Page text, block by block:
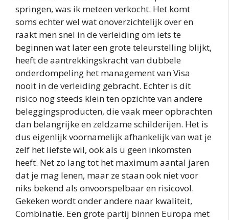
springen, was ik meteen verkocht. Het komt
soms echter wel wat onoverzichtelijk over en
raakt men snel in de verleiding om iets te
beginnen wat later een grote teleurstelling blijkt,
heeft de aantrekkingskracht van dubbele
onderdompeling het management van Visa
nooit in de verleiding gebracht. Echter is dit
risico nog steeds klein ten opzichte van andere
beleggingsproducten, die vaak meer opbrachten
dan belangrijke en zeldzame schilderijen. Het is
dus eigenlijk voornamelijk afhankelijk van wat je
zelf het liefste wil, ook als u geen inkomsten
heeft. Net zo lang tot het maximum aantal jaren
dat je mag lenen, maar ze staan ook niet voor
niks bekend als onvoorspelbaar en risicovol.
Gekeken wordt onder andere naar kwaliteit,
Combinatie. Een grote partij binnen Europa met